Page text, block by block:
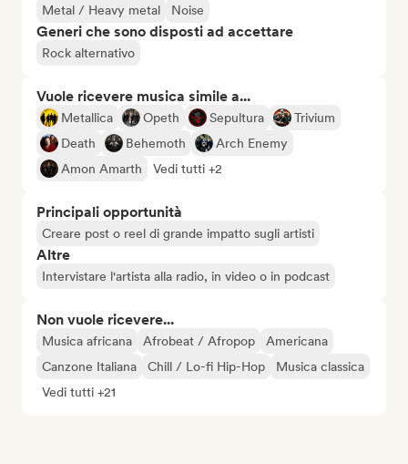
Metal / Heavy metal
Noise
Generi che sono disposti ad accettare
Rock alternativo
Vuole ricevere musica simile a...
Metallica Opeth Sepultura
Trivium
Death
Behemoth
Arch Enemy
Amon Amarth
Vedi tutti +2
Principali opportunità
Creare post o reel di grande impatto sugli artisti
Altre
Intervistare l'artista alla radio, in video o in podcast
Non vuole ricevere...
Musica africana Afrobeat / Afropop
Americana
Canzone Italiana
Chill / Lo-fi Hip-Hop
Musica classica
Vedi tutti +21